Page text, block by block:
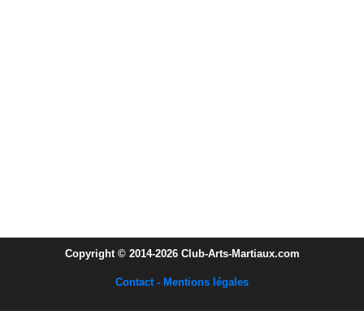
Copyright © 2014-2026 Club-Arts-Martiaux.com
Contact - Mentions légales